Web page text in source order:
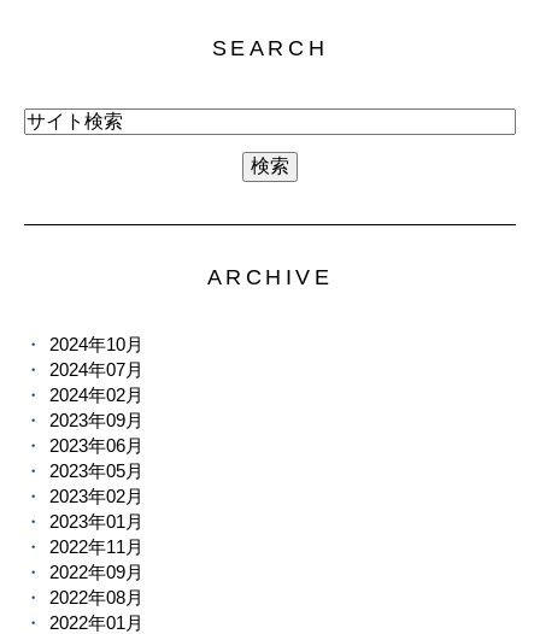
SEARCH
ARCHIVE
2024年10月
2024年07月
2024年02月
2023年09月
2023年06月
2023年05月
2023年02月
2023年01月
2022年11月
2022年09月
2022年08月
2022年01月